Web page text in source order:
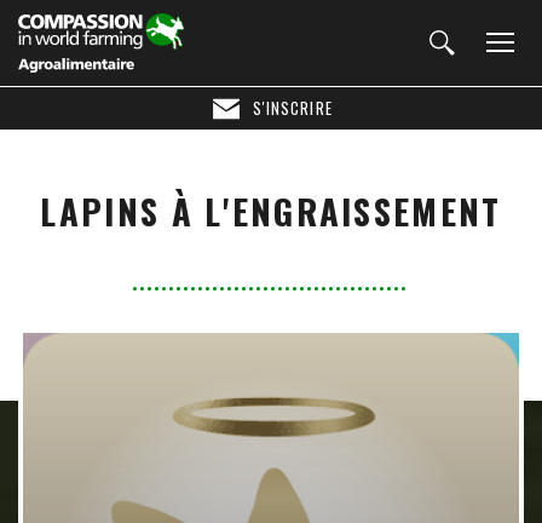
S'INSCRIRE
LAPINS À L'ENGRAISSEMENT